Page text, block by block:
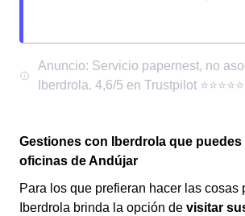
Gestiones con Iberdrola que
oficinas de Andújar
Para los que prefieran hacer las cosas
Iberdrola brinda la opción de visitar